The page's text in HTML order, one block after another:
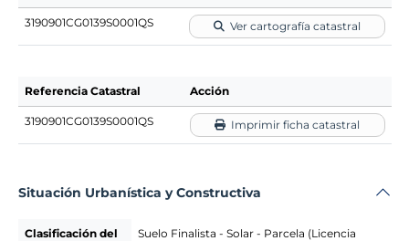
3190901CG0139S0001QS Ver cartografía catastral
Referencia Catastral Acción
3190901CG0139S0001QS Imprimir ficha catastral
Situación Urbanística y Constructiva
Clasificación del
Suelo Finalista - Solar - Parcela (Licencia